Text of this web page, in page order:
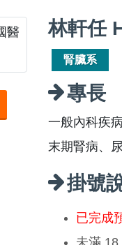
林軒任
腎臟系
專長
一般內科疾
末期腎病、
掛號
已完成